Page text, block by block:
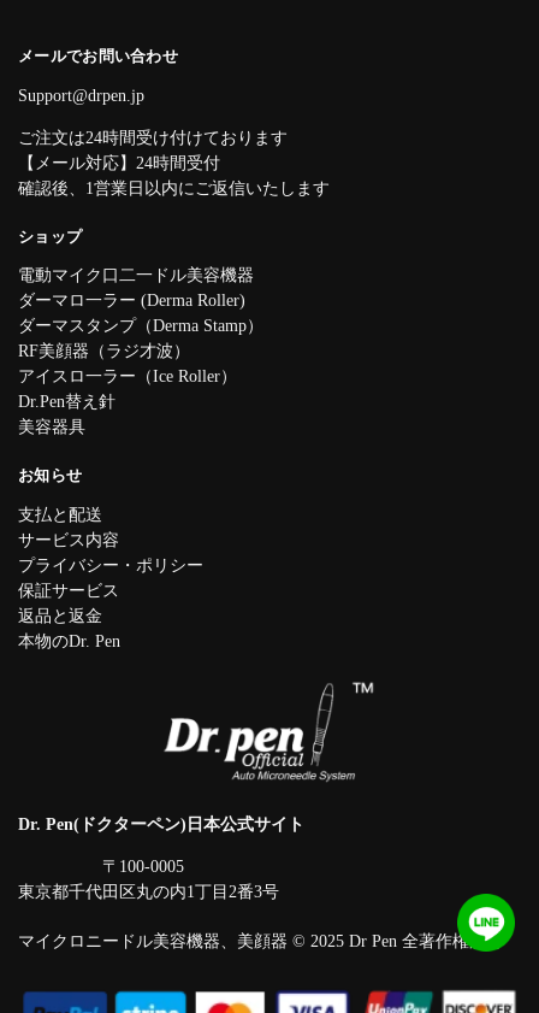
メールでお問い合わせ
Support@drpen.jp
ご注文は24時間受け付けております
【メール対応】24時間受付
確認後、1営業日以内にご返信いたします
ショップ
電動マイク口二一ドル美容機器
ダーマロ一ラー (Derma Roller)
ダーマスタンプ（Derma Stamp）
RF美顔器（ラジ才波）
アイスロ一ラー（Ice Roller）
Dr.Pen替え針
美容器具
お知らせ
支払と配送
サービス内容
プライバシー・ポリシー
保証サービス
返品と返金
本物のDr. Pen
Dr. Pen(ドクターペン)日本公式サイト
〒100-0005
東京都千代田区丸の内1丁目2番3号
マイクロニードル美容機器、美顔器 © 2025 Dr Pen 全著作権所有